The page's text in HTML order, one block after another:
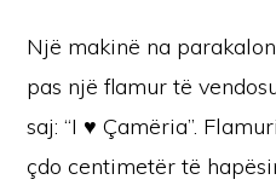
Një makinë na
pas një flamur të
saj: “I ♥ Çamëria”.
çdo centimetër të